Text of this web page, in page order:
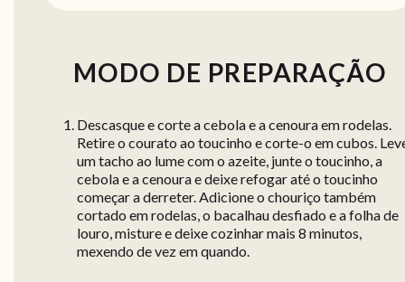
MODO DE PREPARAÇÃO
Descasque e corte a cebola e a cenoura em rodelas.
Retire o courato ao toucinho e corte-o em cubos.
um tacho ao lume com o azeite, junte o toucinho, a
cebola e a cenoura e deixe refogar até o toucinho
começar a derreter. Adicione o chouriço também
cortado em rodelas, o bacalhau desfiado e a folha de
louro, misture e deixe cozinhar mais 8 minutos,
mexendo de vez em quando.